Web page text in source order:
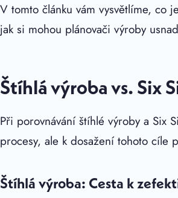
V tomto článku vám vysvětlíme, co
jak si mohou plánovači výroby
Štíhlá výroba vs. Six
Při porovnávání štíhlé výroby a Six
procesy, ale k dosažení tohoto cíle
Štíhlá výroba: Cesta k